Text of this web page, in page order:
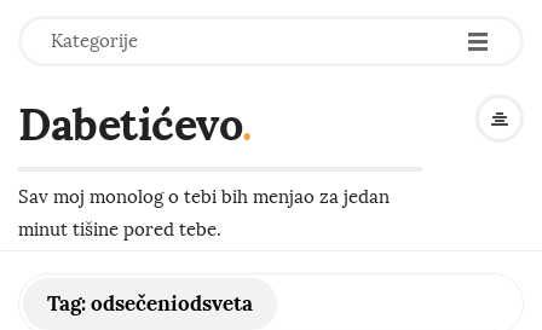
Kategorije -
-
-
Dabetićevo.
Sav moj monolog o tebi bih menjao za jedan
minut tišine pored tebe.
Tag:odsečeniodsveta